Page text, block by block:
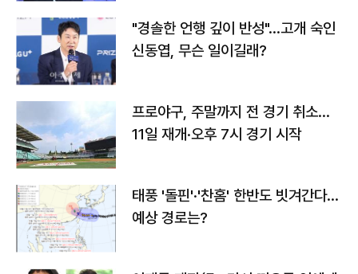
"경솔한 언행 깊이 반성"…고개 숙인
신동엽, 무슨 일이길래?
프로야구, 주말까지 전 경기 취소…
11일 재개·오후 7시 경기 시작
태풍 '돌핀'·'찬홈' 한반도 빗겨간다…
예상 경로는?